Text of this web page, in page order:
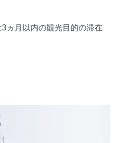
ヵ月以内の観光目的の滞在